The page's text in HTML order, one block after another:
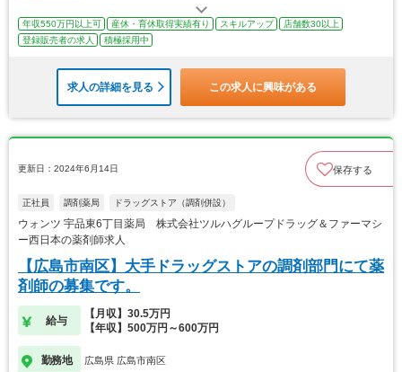
年収550万円以上可 産休・育休取得実績有り スキルアップ
店舗数30以上
登録販売者の求人
積極採用中
求人の詳細を見る この求人に興味がある
更新日：2024年6月14日 保存する
正社員 調剤薬局 ドラッグストア（調剤併設）
ウォンツ 宇品東6丁目薬局 株式会社ツルハグループドラッグ＆ファーマシ
ー西日本の薬剤師求人
【広島市南区】大手ドラッグストアの調剤部門にて薬
剤師の募集です。
給与
【月収】30.5万円
【年収】500万円～600万円
勤務地 広島県 広島市南区